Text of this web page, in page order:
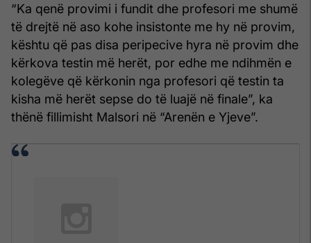
“Ka qenë provimi i fundit dhe profesori me shumë
të drejtë në aso kohe insistonte me hy në provim,
kështu që pas disa peripecive hyra në provim dhe
kërkova testin më herët, por edhe me ndihmën e
kolegëve që kërkonin nga profesori që testin ta
kisha më herët sepse do të luajë në finale”, ka
thënë fillimisht Malsori në “Arenën e Yjeve”.